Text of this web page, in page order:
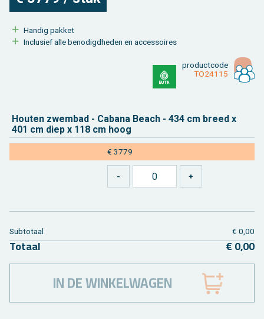
Han­dig pak­ket
In­clu­sief alle be­no­digd­he­den en ac­ces­soi­res
product­code
TO24115
Hou­ten zwem­bad - Ca­ba­na Beach - 434 cm breed x
401 cm diep x 118 cm hoog
€ 3779
Sub­to­taal € 0,00
To­taal € 0,00
IN DE WINKELWAGEN